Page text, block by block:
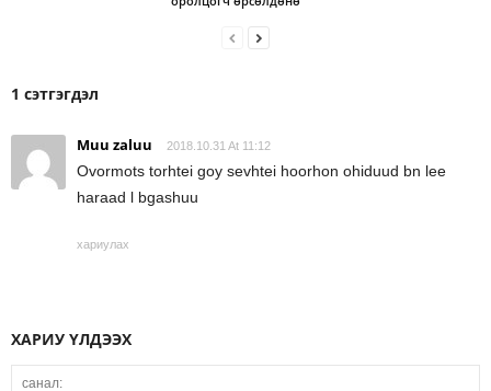
1 сэтгэгдэл
Muu zaluu 2018.10.31 At 11:12
Ovormots torhtei goy sevhtei hoorhon ohiduud bn lee
haraad l bgashuu
хариулах
ХАРИУ ҮЛДЭЭХ